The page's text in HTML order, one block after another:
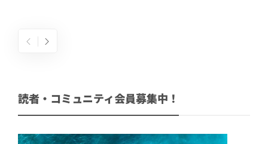
読者・コミュニティ会員募集中！